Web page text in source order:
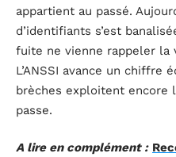
appartient au passé.
d’identifiants s’est
fuite ne vienne rappeler la
L’ANSSI avance un chiffre
brèches exploitent encore
passe.
A lire en complément :